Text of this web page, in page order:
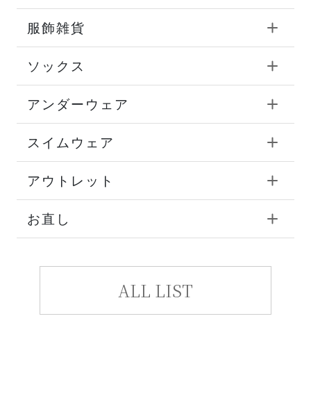
服飾雑貨
ソックス
アンダーウェア
スイムウェア
アウトレット
お直し
ALL LIST